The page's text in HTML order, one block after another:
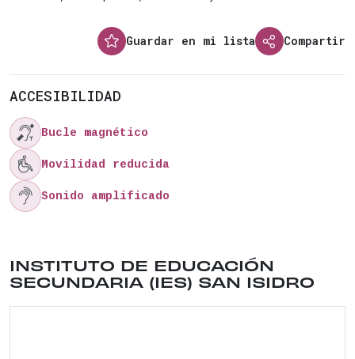
Guardar en mi lista Compartir
ACCESIBILIDAD
 Bucle magnético
 Movilidad reducida
 Sonido amplificado
INSTITUTO DE EDUCACIÓN
SECUNDARIA (IES) SAN ISIDRO
Ubicación del lugar: CALLE TOLEDO , 39 .